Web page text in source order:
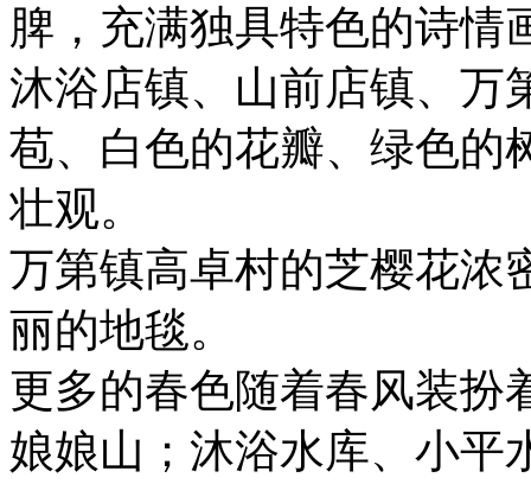
脾，充满独具特色的诗情
沐浴店镇、山前店镇、万
苞、白色的花瓣、绿色的
壮观。
万第镇高卓村的芝樱花浓
丽的地毯。
更多的春色随着春风装扮
娘娘山；沐浴水库、小